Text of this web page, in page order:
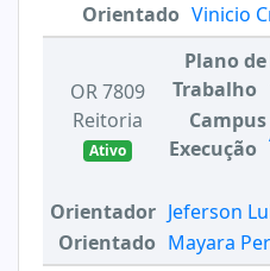
Orientado Vinicio
OR 7809
Reitoria
Ativo
Plano de
Trabalho
Campus
Execução
Orientador Jeferson
Orientado Mayara